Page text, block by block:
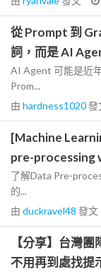
從 Prompt 到
詞，而是 AI
AI Agent 可能是近
Prom...
由 hardness1020發
[Machine
pre-processing
了解Data Pre-
的...
由 duckravel48 發文
【分享】台灣
不用再到處找提